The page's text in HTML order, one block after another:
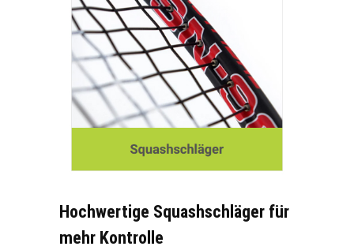
Hochwertige Squashschläger für
mehr Kontrolle